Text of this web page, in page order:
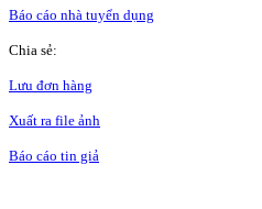
Báo cáo nhà tuyển dụng
Chia sẻ:
Lưu đơn hàng
Xuất ra file ảnh
Báo cáo tin giả